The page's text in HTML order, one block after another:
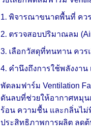
1. พิจารณาขนาดพื้นที่ คว
2. ตรวจสอบปริมาณลม
3. เลือกวัสดุที่ทนทาน คว
4. คำนึงถึงการใช้พลังงา
พัดลมฟาร์ม Ventilation
ดันลบที่ช่วยให้อากาศหมุน
ร้อน ความชื้น และกลิ่นไม่
ประสิทธิภาพการผลิต ลด